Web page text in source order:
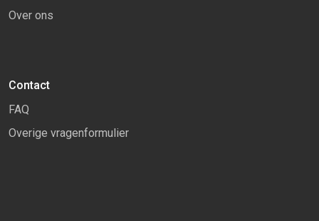
Over ons
Contact
FAQ
Overige vragenformulier